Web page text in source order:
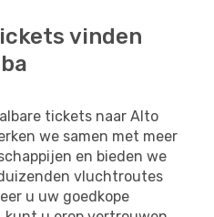
vinden
tickets naar Alto
we samen met meer
en bieden we
vluchtroutes
u uw goedkope